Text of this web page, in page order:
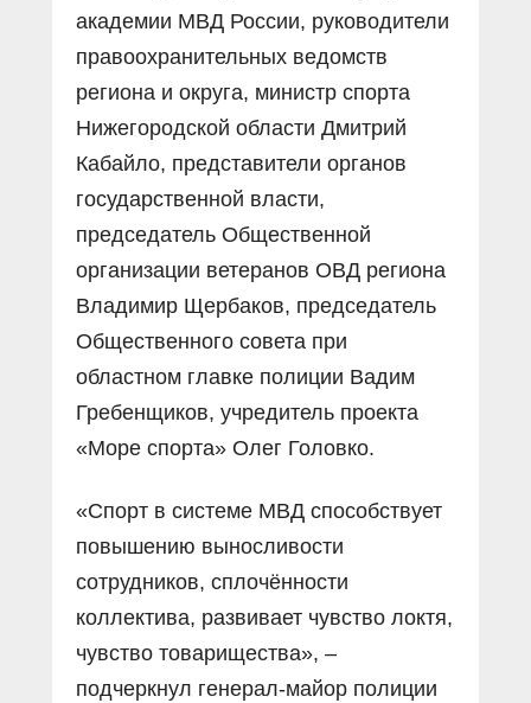
академии МВД России, руководители
правоохранительных ведомств
региона и округа, министр спорта
Нижегородской области Дмитрий
Кабайло, представители органов
государственной власти,
председатель Общественной
организации ветеранов ОВД региона
Владимир Щербаков, председатель
Общественного совета при
областном главке полиции Вадим
Гребенщиков, учредитель проекта
«Море спорта» Олег Головко.
«Спорт в системе МВД способствует
повышению выносливости
сотрудников, сплочённости
коллектива, развивает чувство локтя,
чувство товарищества», –
подчеркнул генерал-майор полиции